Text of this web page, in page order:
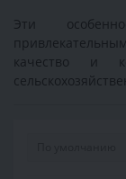
Эти
качество и